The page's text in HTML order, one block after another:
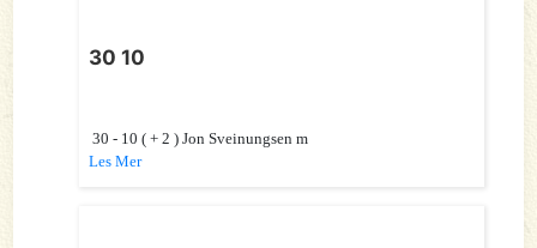
30 10
30 - 10 ( + 2 ) Jon Sveinungsen m
Les Mer